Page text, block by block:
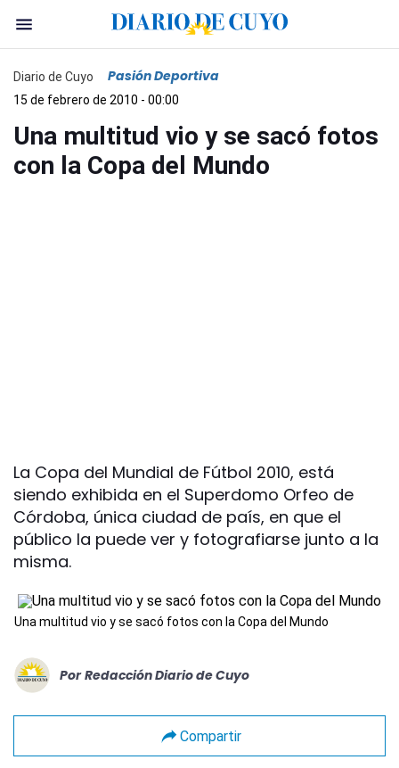
Diario de Cuyo Pasión Deportiva
15 de febrero de 2010 - 00:00
Una multitud vio y se sacó fotos
con la Copa del Mundo
La Copa del Mundial de Fútbol 2010, está
siendo exhibida en el Superdomo Orfeo de
Córdoba, única ciudad de país, en que el
público la puede ver y fotografiarse junto a la
misma.
Una multitud vio y se sacó fotos con la Copa del Mundo
Por Redacción Diario de Cuyo
Compartir